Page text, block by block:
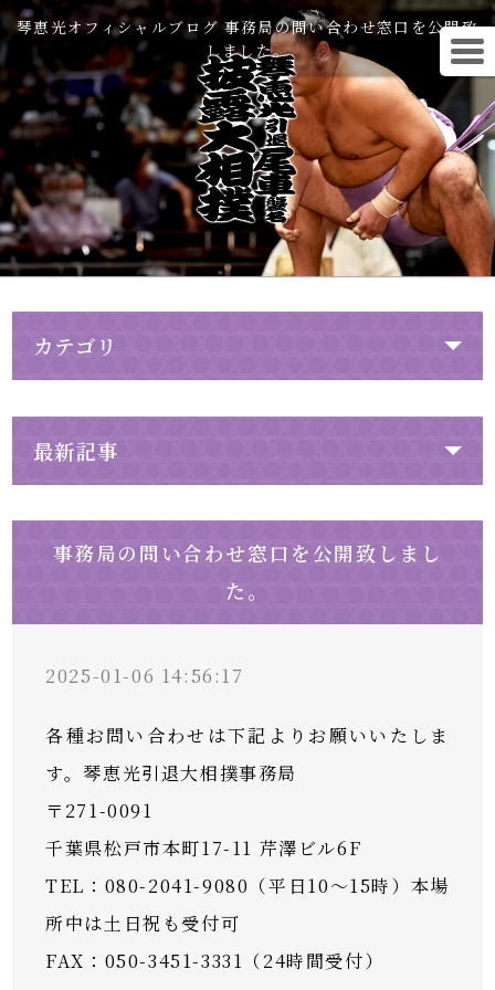
琴恵光オフィシャルブログ 事務局の問い合わせ窓口を公開致
しました。
カテゴリ
最新記事
事務局の問い合わせ窓口を公開致しまし
た。
2025-01-06 14:56:17
各種お問い合わせは下記よりお願いいたしま
す。琴恵光引退大相撲事務局
〒271-0091
千葉県松戸市本町17-11 芹澤ビル6F
TEL：080-2041-9080（平日10～15時）本場
所中は土日祝も受付可
FAX：050-3451-3331（24時間受付）